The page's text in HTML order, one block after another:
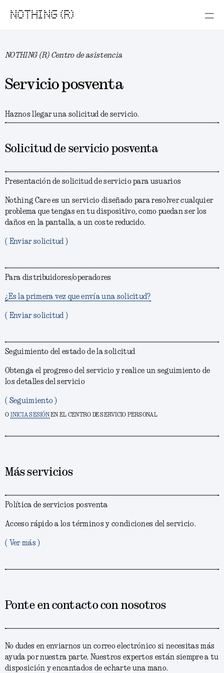
NOTHING (R)
NOTHING (R) Centro de asistencia
Servicio posventa
Haznos llegar una solicitud de servicio.
Solicitud de servicio posventa
Presentación de solicitud de servicio para usuarios
Nothing Care es un servicio diseñado para resolver cualquier
problema que tengas en tu dispositivo, como puedan ser los
daños en la pantalla, a un coste reducido.
( Enviar solicitud )
Para distribuidores/operadores
¿Es la primera vez que envía una solicitud?
( Enviar solicitud )
Seguimiento del estado de la solicitud
Obtenga el progreso del servicio y realice un seguimiento de
los detalles del servicio
( Seguimiento )
O INICIA SESIÓN EN EL CENTRO DE SERVICIO PERSONAL
Más servicios
Política de servicios posventa
Acceso rápido a los términos y condiciones del servicio.
( Ver más )
Ponte en contacto con nosotros
No dudes en enviarnos un correo electrónico si necesitas más
ayuda por nuestra parte. Nuestros expertos están siempre a tu
disposición y encantados de echarte una mano.